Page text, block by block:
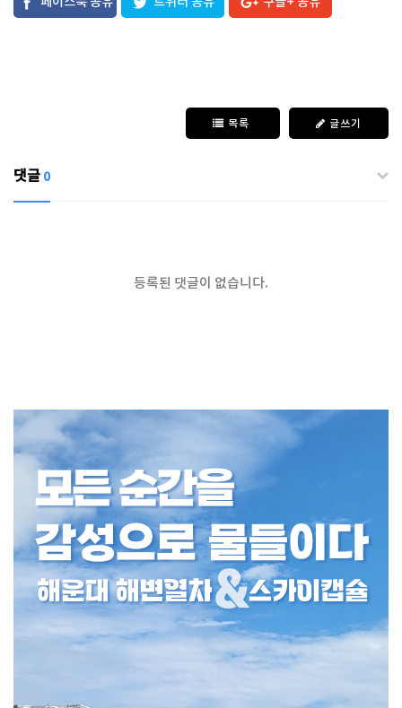
목록 글쓰기
댓글 0
등록된 댓글이 없습니다.